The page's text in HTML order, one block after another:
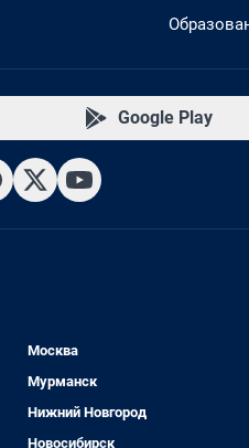
Google Play
Москва
Мурманск
Нижний Новгород
Новосибирск